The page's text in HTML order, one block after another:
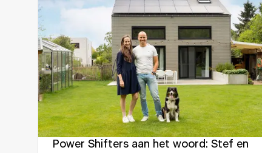
Power Shifters aan het woord: Stef en